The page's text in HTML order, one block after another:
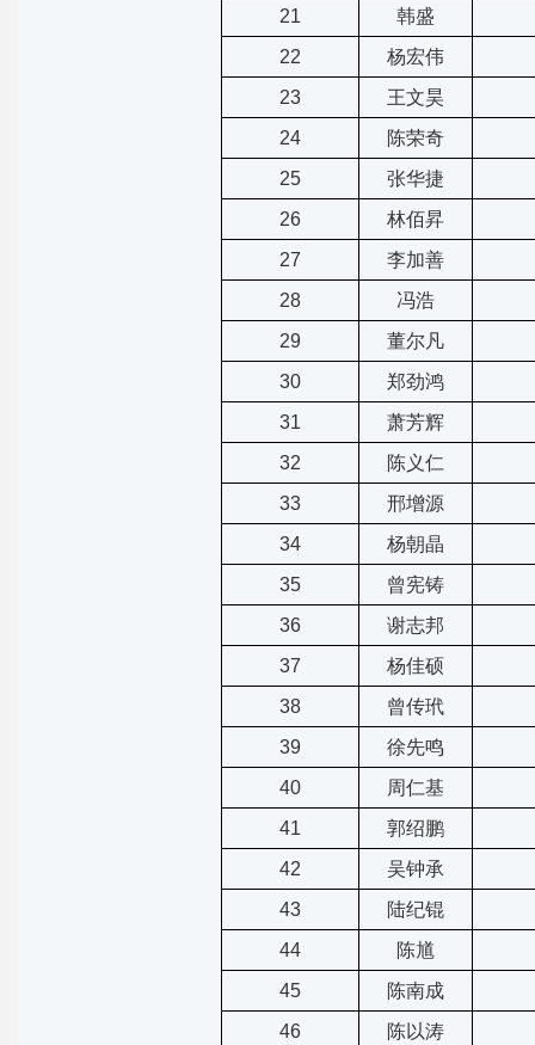
21
韩盛
22
杨宏伟
23
王文昊
24
陈荣奇
25
张华捷
26
林佰昇
27
李加善
28
冯浩
29
董尔凡
30
郑劲鸿
31
萧芳辉
32
陈义仁
33
邢增源
34
杨朝晶
35
曾宪铸
36
谢志邦
37
杨佳硕
38
曾传玳
39
徐先鸣
40
周仁基
41
郭绍鹏
42
吴钟承
43
陆纪锟
44
陈馗
45
陈南成
46
陈以涛